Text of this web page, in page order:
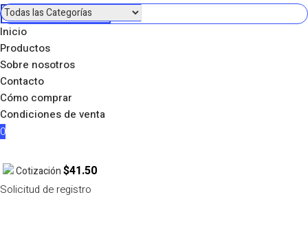
Inicio
Productos
Sobre nosotros
Contacto
Cómo comprar
Condiciones de venta
0
Cotización$41.50
Solicitud de registro